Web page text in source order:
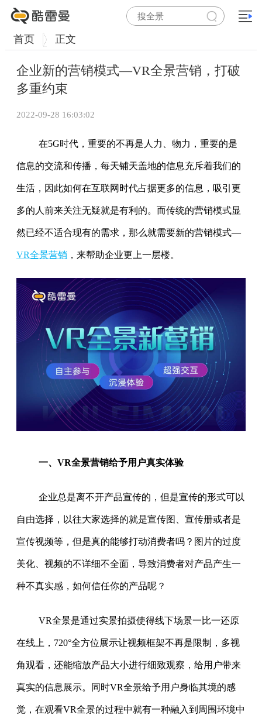
首页 正文
企业新的营销模式—VR全景营销，打破
多重约束
2022-09-28 16:03:02
在5G时代，重要的不再是人力、物力，重要的是
信息的交流和传播，每天铺天盖地的信息充斥着我们的
生活，因此如何在互联网时代占据更多的信息，吸引更
多的人前来关注无疑就是有利的。而传统的营销模式显
然已经不适合现有的需求，那么就需要新的营销模式—
VR全景营销 ，来帮助企业更上一层楼。
一、VR全景营销给予用户真实体验
企业总是离不开产品宣传的，但是宣传的形式可以
自由选择，以往大家选择的就是宣传图、宣传册或者是
宣传视频等，但是真的能够打动消费者吗？图片的过度
美化、视频的不详细不全面，导致消费者对产品产生一
种不真实感，如何信任你的产品呢？
VR全景是通过实景拍摄使得线下场景一比一还原
在线上，720°全方位展示让视频框架不再是限制，多视
角观看，还能缩放产品大小进行细致观察，给用户带来
真实的信息展示。同时VR全景给予用户身临其境的感
觉，在观看VR全景的过程中就有一种融入到周围环境中